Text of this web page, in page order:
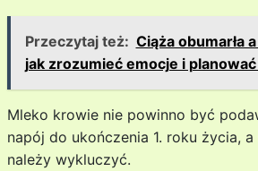
Przeczytaj też: Ciąża obumarła
jak zrozumieć emocje i
Mleko krowie nie powinno być
napój do ukończenia 1. roku życia,
należy wykluczyć.